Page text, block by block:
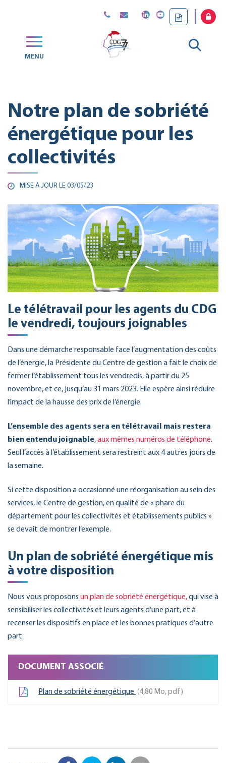
MENU
Aller
Notre plan de sobriété
énergétique pour les
collectivités
MISE À JOUR LE 03/05/23
Le télétravail pour les agents du CDG
le vendredi, toujours joignables
Dans une démarche responsable face l’augmentation des coûts
de l’énergie, la Présidente du Centre de gestion a fait le choix de
fermer l’établissement tous les vendredis, à partir du 25
novembre, et ce, jusqu’au 31 mars 2023. Elle espère ainsi réduire
l’impact de la hausse des prix de l’énergie.
L’ensemble des agents sera en télétravail mais restera
bien entendu joignable,aux mêmes numéros de téléphone.
Seul l’accès à l’établissement sera restreint aux 4 autres jours de
la semaine.
Si cette disposition a occasionné une réorganisation au sein des
services, le Centre de gestion, en qualité de « phare du
département pour les collectivités et établissements publics »
se devait de montrer l’exemple.
Un plan de sobriété énergétique mis
à votre disposition
Nous vous proposons un plan de sobriété énergétique,qui vise à
sensibiliser les collectivités et leurs agents d’une part, et à
recenser les dispositifs en place et les bonnes pratiques d’autre
part.
DOCUMENT ASSOCIÉ
Plan de sobriété énergétique 4,80 Mo, pdf